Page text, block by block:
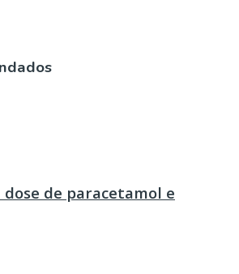
dose de paracetamol e